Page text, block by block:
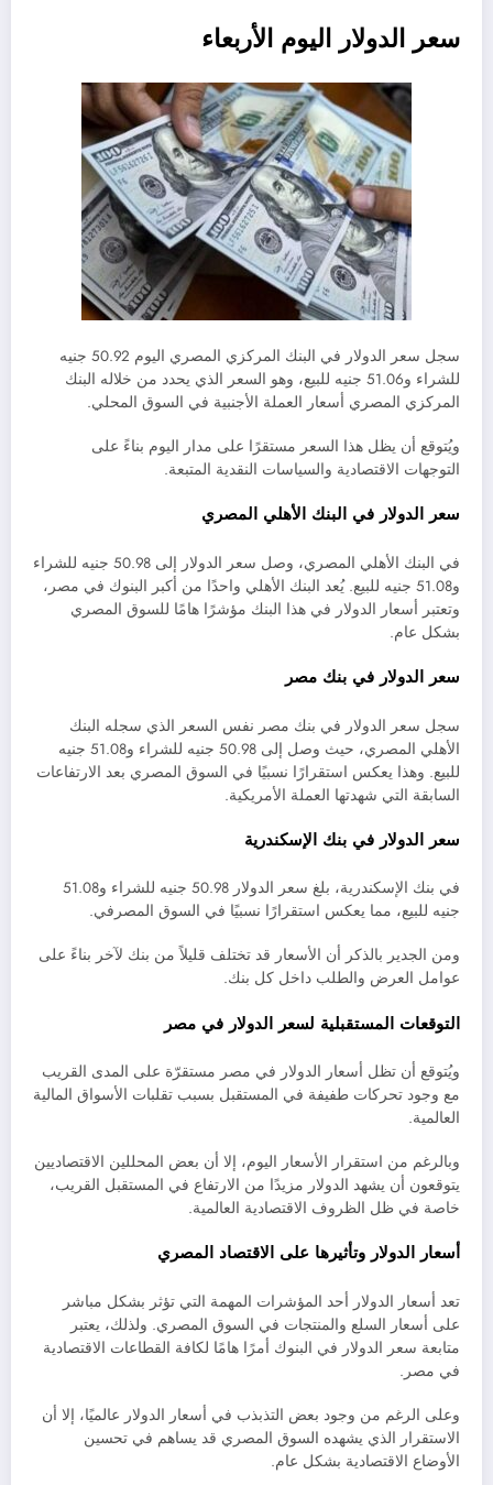
سعر الدولار اليوم الأربعاء
سجل سعر الدولار في البنك المركزي المصري اليوم 50.92 جنيه
للشراء و51.06 جنيه للبيع، وهو السعر الذي يحدد من خلاله البنك
المركزي المصري أسعار العملة الأجنبية في السوق المحلي.
ويُتوقع أن يظل هذا السعر مستقرًا على مدار اليوم بناءً على
التوجهات الاقتصادية والسياسات النقدية المتبعة.
سعر الدولار في البنك الأهلي المصري
في البنك الأهلي المصري، وصل سعر الدولار إلى 50.98 جنيه للشراء
و51.08 جنيه للبيع. يُعد البنك الأهلي واحدًا من أكبر البنوك في مصر،
وتعتبر أسعار الدولار في هذا البنك مؤشرًا هامًا للسوق المصري
بشكل عام.
سعر الدولار في بنك مصر
سجل سعر الدولار في بنك مصر نفس السعر الذي سجله البنك
الأهلي المصري، حيث وصل إلى 50.98 جنيه للشراء و51.08 جنيه
للبيع. وهذا يعكس استقرارًا نسبيًا في السوق المصري بعد الارتفاعات
السابقة التي شهدتها العملة الأمريكية.
سعر الدولار في بنك الإسكندرية
في بنك الإسكندرية، بلغ سعر الدولار 50.98 جنيه للشراء و51.08
جنيه للبيع، مما يعكس استقرارًا نسبيًا في السوق المصرفي.
ومن الجدير بالذكر أن الأسعار قد تختلف قليلاً من بنك لآخر بناءً على
عوامل العرض والطلب داخل كل بنك.
التوقعات المستقبلية لسعر الدولار في مصر
ويُتوقع أن تظل أسعار الدولار في مصر مستقرّة على المدى القريب
مع وجود تحركات طفيفة في المستقبل بسبب تقلبات الأسواق المالية
العالمية.
وبالرغم من استقرار الأسعار اليوم، إلا أن بعض المحللين الاقتصاديين
يتوقعون أن يشهد الدولار مزيدًا من الارتفاع في المستقبل القريب،
خاصة في ظل الظروف الاقتصادية العالمية.
أسعار الدولار وتأثيرها على الاقتصاد المصري
تعد أسعار الدولار أحد المؤشرات المهمة التي تؤثر بشكل مباشر
على أسعار السلع والمنتجات في السوق المصري. ولذلك، يعتبر
متابعة سعر الدولار في البنوك أمرًا هامًا لكافة القطاعات الاقتصادية
في مصر.
وعلى الرغم من وجود بعض التذبذب في أسعار الدولار عالميًا، إلا أن
الاستقرار الذي يشهده السوق المصري قد يساهم في تحسين
الأوضاع الاقتصادية بشكل عام.